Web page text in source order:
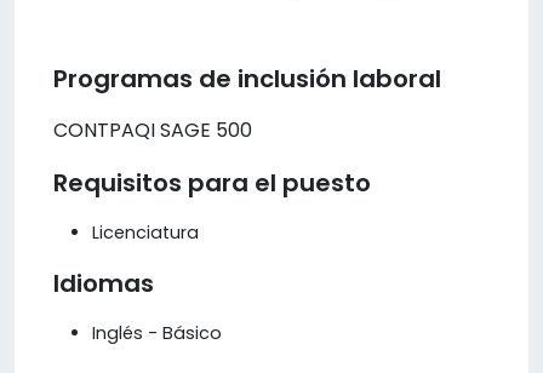
Programas de inclusión laboral
CONTPAQI SAGE 500
Requisitos para el puesto
Licenciatura
Idiomas
Inglés - Básico